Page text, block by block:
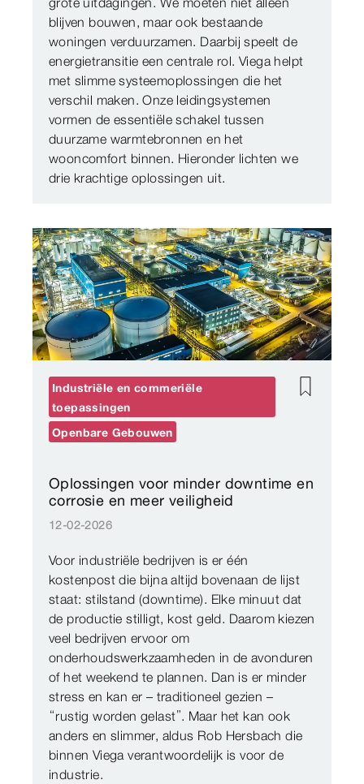
blijven bouwen, maar ook bestaande
woningen verduurzamen. Daarbij speelt de
energietransitie een centrale rol. Viega helpt
met slimme systeemoplossingen die het
verschil maken. Onze leidingsystemen
vormen de essentiële schakel tussen
duurzame warmtebronnen en het
wooncomfort binnen. Hieronder lichten we
drie krachtige oplossingen uit.
Oplossingen voor minder downtime en
corrosie en meer veiligheid
12-02-2026
Voor industriële bedrijven is er één
kostenpost die bijna altijd bovenaan de lijst
staat: stilstand (downtime). Elke minuut dat
de productie stilligt, kost geld. Daarom kiezen
veel bedrijven ervoor om
onderhoudswerkzaamheden in de avonduren
of het weekend te plannen. Dan is er minder
stress en kan er – traditioneel gezien –
“rustig worden gelast”. Maar het kan ook
anders en slimmer, aldus Rob Hersbach die
binnen Viega verantwoordelijk is voor de
industrie.
Industriële en commeriële
toepassingen
Openbare Gebouwen